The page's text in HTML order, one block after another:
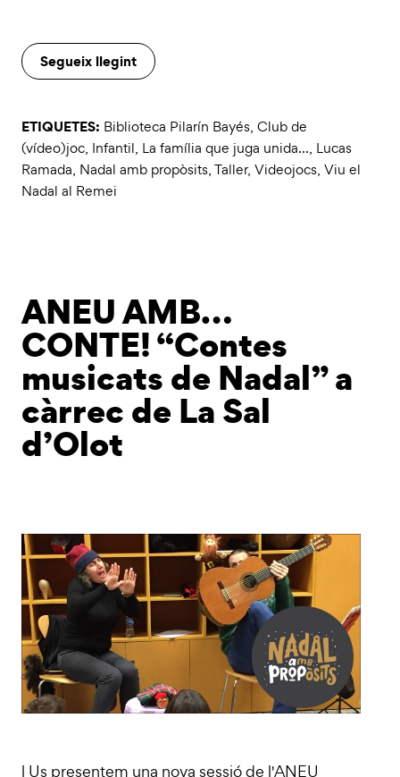
Segueix llegint
ETIQUETES: Biblioteca Pilarín Bayés, Club de
(vídeo)joc, Infantil, La família que juga unida..., Lucas
Ramada, Nadal amb propòsits,Taller, Videojocs, Viu el
Nadal al Remei
ANEU AMB…
CONTE! “Contes
musicats de Nadal” a
càrrec de La Sal
d’Olot
l Us presentem una nova sessió de l'ANEU